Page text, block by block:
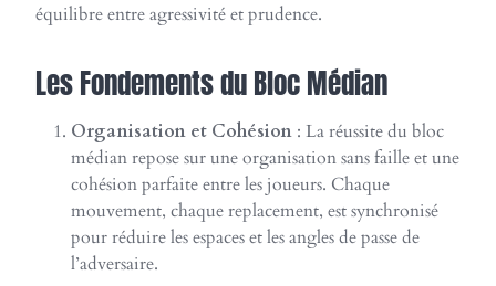
équilibre entre agressivité et prudence.
Les Fondements du Bloc Médian
Organisation et Cohésion : La réussite du bloc
médian repose sur une organisation sans faille et une
cohésion parfaite entre les joueurs. Chaque
mouvement, chaque replacement, est synchronisé
pour réduire les espaces et les angles de passe de
l’adversaire.